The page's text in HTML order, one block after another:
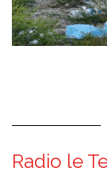
Radio le